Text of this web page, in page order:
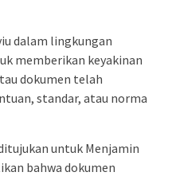
dalam lingkungan
memberikan keyakinan
dokumen telah
standar, atau norma
untuk Menjamin
bahwa dokumen